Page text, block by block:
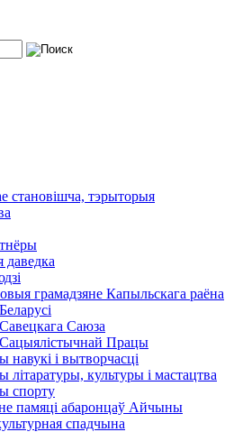
становішча, тэрыторыя
даведка
грамадзяне Капыльскага раёна
Саюза
Сацыялістычнай Працы
навукі і вытворчасці
літаратуры, культуры і мастацтва
спорту
памяці абаронцаў Айчыны
спадчына